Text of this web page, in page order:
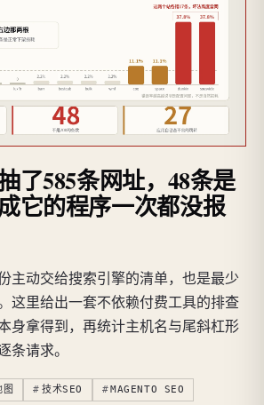
了585条网址，48条是
它的程序一次都没报
主动交给搜索引擎的清单，也是最少
这里给出一套不依赖付费工具的排查
身拿得到，再统计主机名与尾斜杠形
条请求。
图 技术SEO MAGENTO SEO